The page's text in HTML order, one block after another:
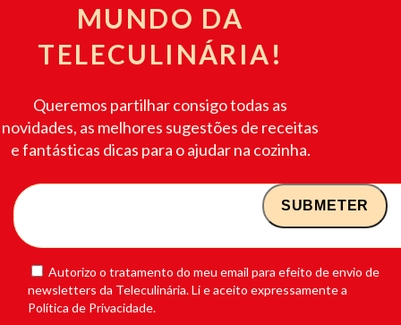
MUNDO DA
TELECULINÁRIA!
Queremos partilhar consigo todas as
novidades, as melhores sugestões de receitas
e fantásticas dicas para o ajudar na cozinha.
Autorizo o tratamento do meu email para efeito de envio de
newsletters da Teleculinária. Li e aceito expressamente a
Política de Privacidade.